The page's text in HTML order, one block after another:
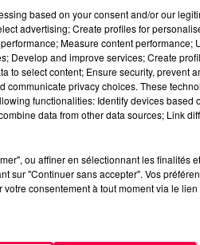
migrateurs ou parmi la
les oiseaux
fientes contaminées
based on your consent and/or our
advertising; Create profiles for
Measure content performance;
Develop and improve services; Create
to select content; Ensure security, prevent
communicate privacy choices. These
functionalities: Identify devices based
data from other data sources; Link
ou affiner en sélectionnant les finalités
sur "Continuer sans accepter". Vos
consentement à tout moment via le